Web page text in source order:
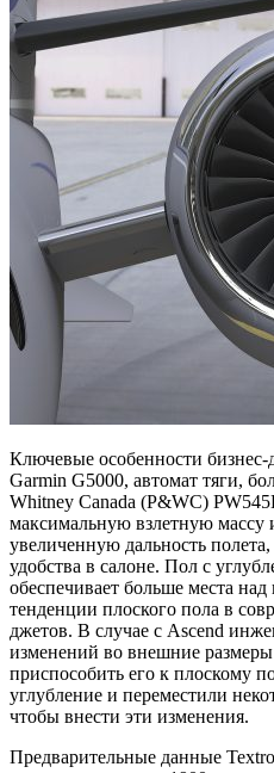
Ключевые особенности
Garmin G5000, автомат тяги,
Whitney Canada (P&WC)
максимальную взлетную массу
увеличенную дальность
удобства в салоне. Пол с
обеспечивает больше места
тенденции плоского пола в
джетов. В случае с Ascend
изменений во внешние
приспособить его к плоскому
углубление и переместили
чтобы внести эти изменения.
Предварительные данные